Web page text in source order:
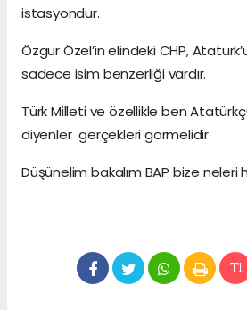
istasyondur.
Özgür Özel’in elindeki CHP,
sadece isim benzerliği vardır.
Türk Milleti ve özellikle ben
diyenler gerçekleri görmelidir.
Düşünelim bakalım BAP bize neleri